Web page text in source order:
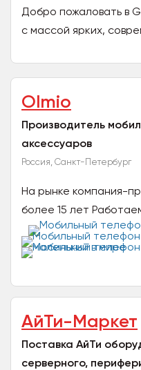
Добро пожаловать в
с массой ярких,
команды!...
Olmio
Производитель
аксессуаров
Россия, Санкт-Петербург
На рынке компания-
более 15 лет
500 городах,
до...
АйТи-Маркет
Поставка АйТи
серверного,